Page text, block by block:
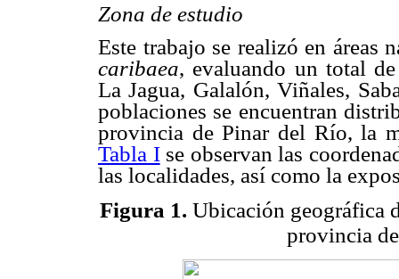
Zona de estudio
Este trabajo se realizó en áreas
caribaea, evaluando un total
La Jagua, Galalón, Viñales,
poblaciones se encuentran
provincia de Pinar del Río, la
Tabla Ise observan las
las localidades, así como la
Figura 1. Ubicación geográfica
provincia